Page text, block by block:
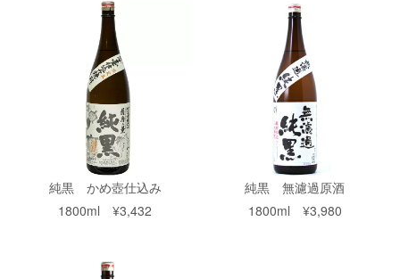
純黒 かめ壺仕込み
1800ml ¥3,432
純黒 無濾過原酒
1800ml ¥3,980